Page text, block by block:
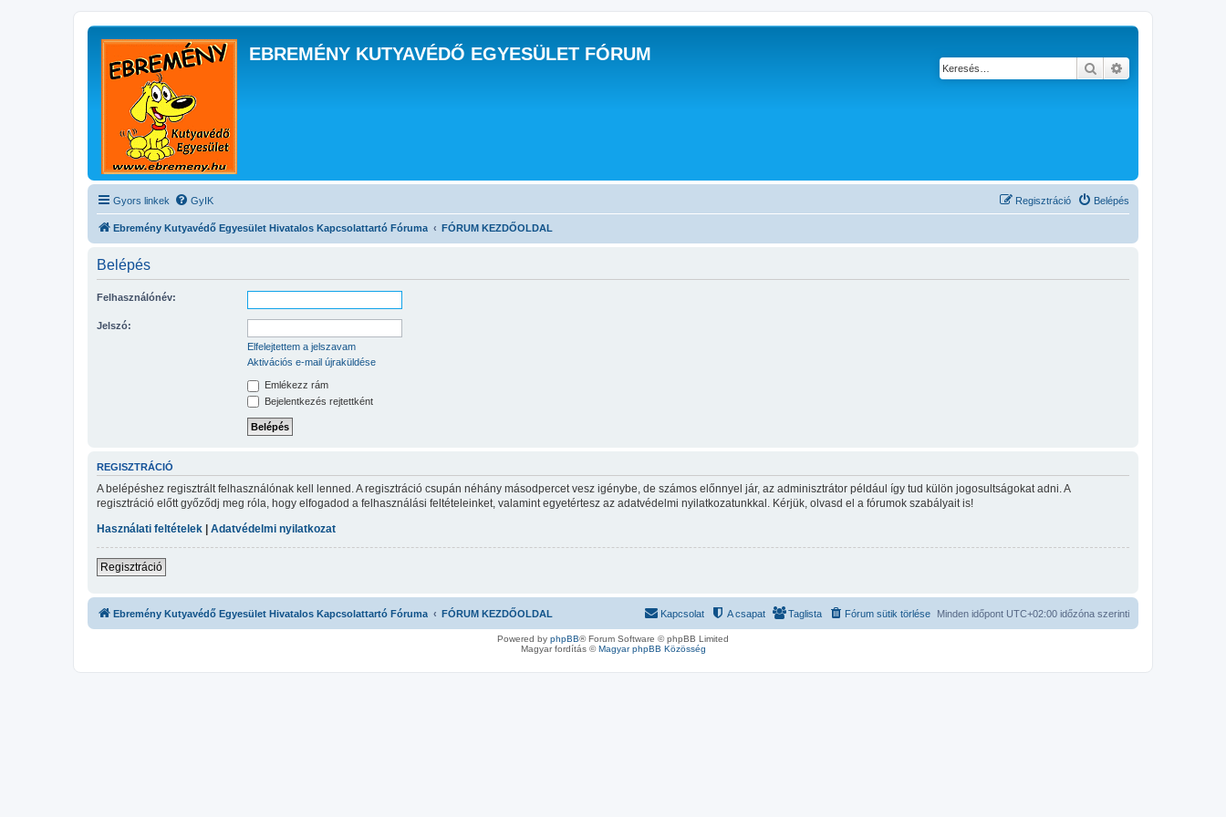
EBREMÉNY KUTYAVÉDŐ EGYESÜLET FÓRUM
Keresés
Gyors linkek GyIK Belépés
Regisztráció
Ebremény Kutyavédő Egyesület Hivatalos Kapcsolattartó Fóruma FÓRUM KEZDŐOLDAL
Belépés
Felhasználónév:
Jelszó:
Elfelejtettem a jelszavam
Aktivációs e-mail újraküldése
Emlékezz rám
Bejelentkezés rejtettként
REGISZTRÁCIÓ
A belépéshez regisztrált felhasználónak kell lenned. A regisztráció csupán néhány másodpercet vesz igénybe, de számos előnnyel jár, az adminisztrátor például így tud külön jogosultságokat adni. A
regisztráció előtt győződj meg róla, hogy elfogadod a felhasználási feltételeinket, valamint egyetértesz az adatvédelmi nyilatkozatunkkal. Kérjük, olvasd el a fórumok szabályait is!
Használati feltételek | Adatvédelmi nyilatkozat
Regisztráció
Ebremény Kutyavédő Egyesület Hivatalos Kapcsolattartó Fóruma FÓRUM KEZDŐOLDAL Minden időpont UTC+02:00 időzóna szerinti
Fórum sütik törlése
Taglista
A csapat
Kapcsolat
Powered by phpBB® Forum Software © phpBB Limited
Magyar fordítás ©Magyar phpBB Közösség